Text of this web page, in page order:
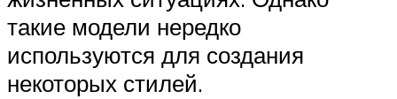
такие модели нередко
используются для создания
некоторых стилей.